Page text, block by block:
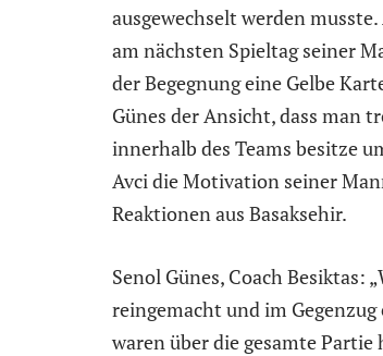
ausgewechselt werden
am nächsten Spieltag seiner
der Begegnung eine Gelbe
Günes der Ansicht, dass man
innerhalb des Teams besitze
Avci die Motivation seiner
Reaktionen aus Basaksehir.
Senol Günes, Coach Besiktas:
reingemacht und im
waren über die gesamte